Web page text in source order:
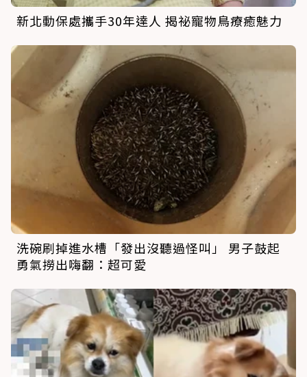
新北動保處攜手30年達人 揭祕寵物鳥療癒魅力
洗碗刷掉進水槽「發出沒聽過怪叫」 男子鼓起
勇氣撈出嗨翻：超可愛